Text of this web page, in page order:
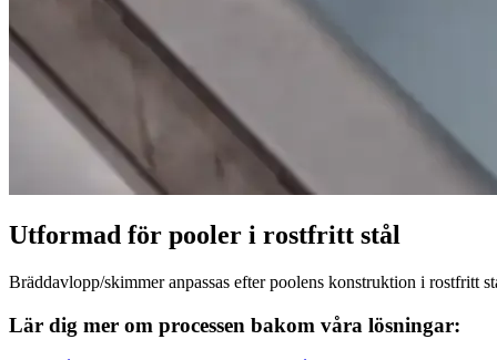
Utformad för pooler i rostfritt stål
Bräddavlopp/skimmer anpassas efter poolens konstruktion i rostfritt
Lär dig mer om processen bakom våra lösningar: